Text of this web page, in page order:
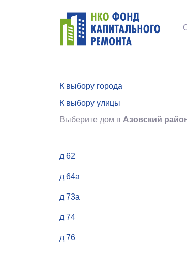
К выбору города
К выбору улицы
Выберите дом в Азовский
д 62
д 64а
д 73а
д 74
д 76